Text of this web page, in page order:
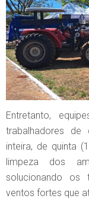
Entretanto,
trabalhadores de
inteira, de quinta
limpeza dos
solucionando os
ventos fortes que